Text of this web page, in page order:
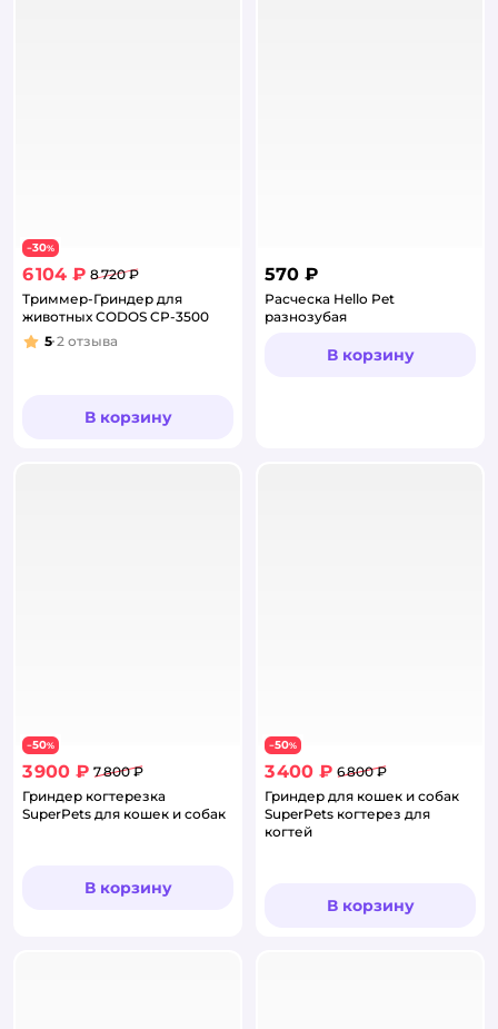
−30%
6 104 ₽ 8 720 ₽
Триммер-Гриндер для
животных CODOS CP-3500
Рейтинг:
5 2 отзыва
В корзину
570 ₽
Расческа Hello Pet
разнозубая
В корзину
−50%
3 900 ₽ 7 800 ₽
Гриндер когтерезка
SuperPets для кошек и собак
В корзину
−50%
3 400 ₽ 6 800 ₽
Гриндер для кошек и собак
SuperPets когтерез для
когтей
В корзину